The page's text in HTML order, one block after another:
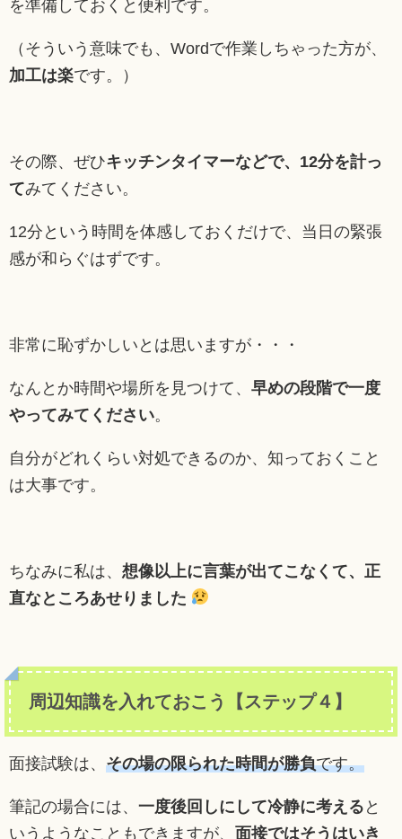
を準備しておくと便利です。
（そういう意味でも、Wordで作業しちゃった方が、
加工は楽です。）
その際、ぜひキッチンタイマーなどで、12分を計っ
てみてください。
12分という時間を体感しておくだけで、当日の緊張
感が和らぐはずです。
非常に恥ずかしいとは思いますが・・・
なんとか時間や場所を見つけて、 早めの段階で一度
やってみてください。
自分がどれくらい対処できるのか、知っておくこと
は大事です。
ちなみに私は、 想像以上に言葉が出てこなくて、正
直なところあせりました
周辺知識を入れておこう【ステップ４】
面接試験は、 その場の限られた時間が勝負です。
筆記の場合には、 一度後回しにして冷静に考える と
いうようなこともできますが、 面接ではそうはいき